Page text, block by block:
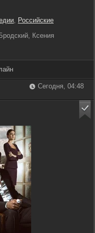
, Российские
Ксения
Сегодня, 04:48